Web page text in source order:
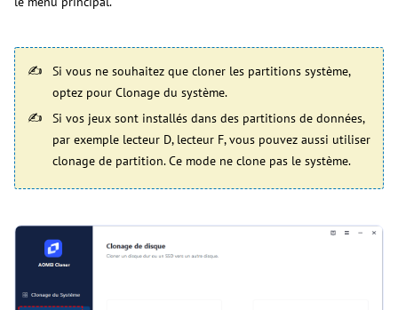
Si vous ne souhaitez que cloner les partitions système,
optez pour Clonage du système.
Si vos jeux sont installés dans des partitions de données,
par exemple lecteur D, lecteur F, vous pouvez aussi utiliser
clonage de partition. Ce mode ne clone pas le système.